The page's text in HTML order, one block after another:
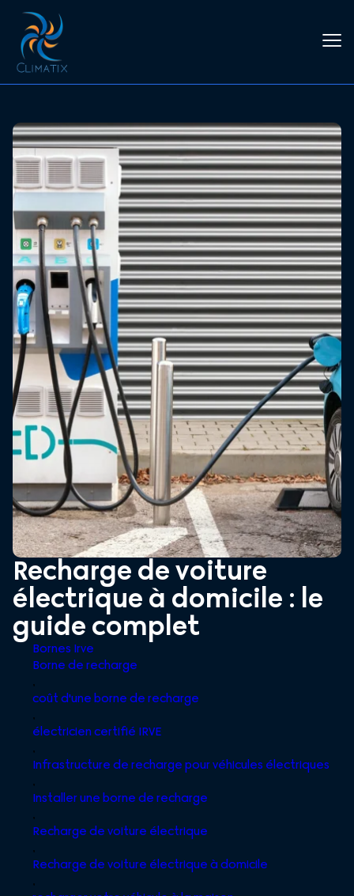
Recharge de voiture
électrique à domicile : le
guide complet
Bornes Irve
Borne de recharge
,
coût d'une borne de recharge
,
électricien certifié IRVE
,
Infrastructure de recharge pour véhicules électriques
,
Installer une borne de recharge
,
Recharge de voiture électrique
,
Recharge de voiture électrique à domicile
,